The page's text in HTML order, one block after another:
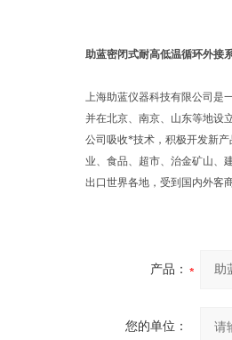
助蓝密闭式耐高低温循环外接
上海助蓝仪器科技有限公司是
并在北京、南京、山东等地设
公司吸收*技术，积极开发新
业、食品、超市、治金矿山、
出口世界各地，受到国内外客
产品：
您的单位：